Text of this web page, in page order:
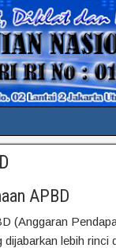
APBD
(Anggaran
lebih rinci